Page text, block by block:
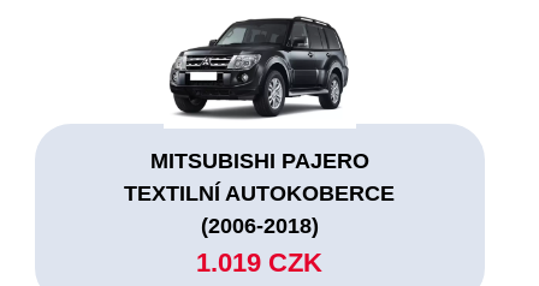
MITSUBISHI PAJERO
TEXTILNÍ AUTOKOBERCE
(2006-2018)
1.019 CZK